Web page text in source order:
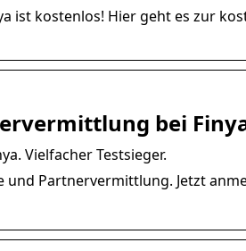
ist kostenlos! Hier geht es zur
bei
Vielfacher Testsieger.
Partnervermittlung. Jetzt